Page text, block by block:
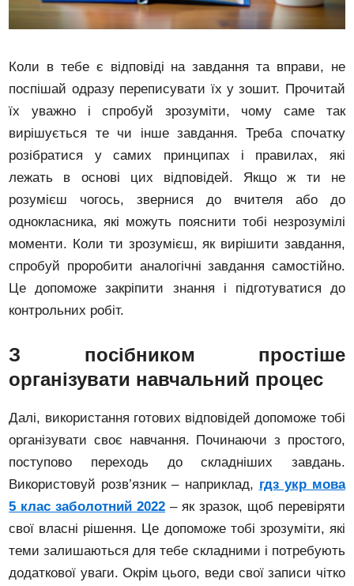
Коли в тебе є відповіді на завдання та вправи, не
поспішай одразу переписувати їх у зошит. Прочитай
їх уважно і спробуй зрозуміти, чому саме так
вирішується те чи інше завдання. Треба спочатку
розібратися у самих принципах і правилах, які
лежать в основі цих відповідей. Якщо ж ти не
розумієш чогось, звернися до вчителя або до
однокласника, які можуть пояснити тобі незрозумілі
моменти. Коли ти зрозумієш, як вирішити завдання,
спробуй проробити аналогічні завдання самостійно.
Це допоможе закріпити знання і підготуватися до
контрольних робіт.
З посібником простіше
організувати навчальний процес
Далі, використання готових відповідей допоможе тобі
організувати своє навчання. Починаючи з простого,
поступово переходь до складніших завдань.
Використовуй розв’язник – наприклад, гдз укр мова
5 клас заболотний 2022 – як зразок, щоб перевіряти
свої власні рішення. Це допоможе тобі зрозуміти, які
теми залишаються для тебе складними і потребують
додаткової уваги. Окрім цього, веди свої записи чітко